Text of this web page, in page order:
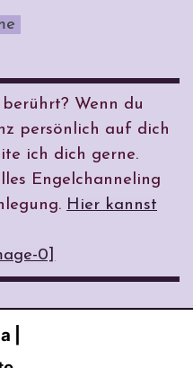
Wenn du
persönlich auf dich
ich dich gerne.
Engelchanneling
Hier kannst
0]
Mentor &
Marke:
|